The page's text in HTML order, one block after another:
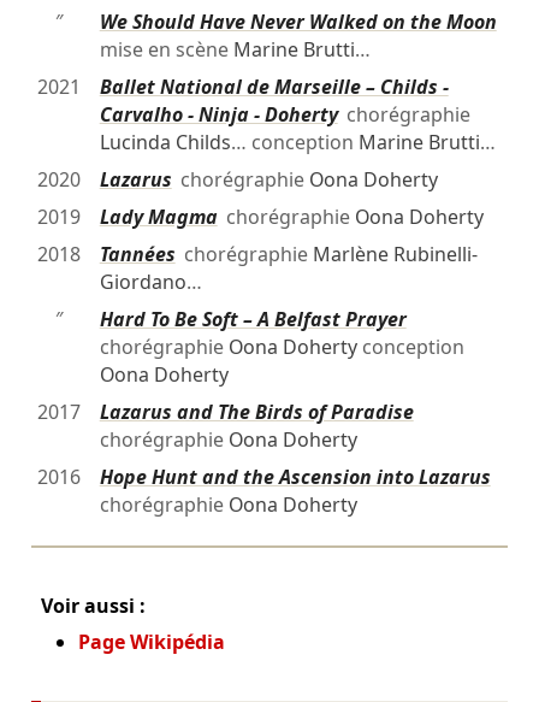
″
We Should Have Never Walked on the Moon
mise en scène Marine Brutti…
2021
Ballet National de Marseille – Childs -
Carvalho - Ninja - Dohertychorégraphie
Lucinda Childs… conception Marine Brutti…
2020
Lazarus chorégraphie Oona Doherty
2019
Lady Magmachorégraphie Oona Doherty
2018
Tannées chorégraphie Marlène Rubinelli-
Giordano…
″
Hard To Be Soft – A Belfast Prayer
chorégraphie Oona Dohertyconception
Oona Doherty
2017
Lazarus and The Birds of Paradise
chorégraphie Oona Doherty
2016
Hope Hunt and the Ascension into Lazarus
chorégraphie Oona Doherty
Voir aussi :
Page Wikipédia